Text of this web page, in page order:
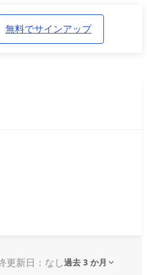
無料でサインアップ
更新日：なし過去 3 か月